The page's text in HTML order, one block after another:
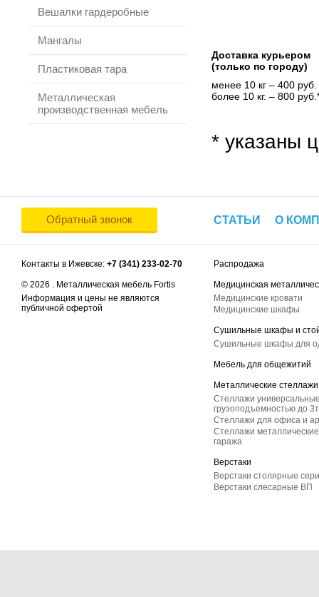
Вешалки гардеробные
Мангалы
Пластиковая тара
Металлическая
производственная мебель
Доставка курьером
(только по городу)
менее 10 кг – 400 руб.
более 10 кг. – 800
* указаны
Обратный звонок СТАТЬИ О
Контакты в Ижевске: +7 (341) 233-02-70
© 2026 . Металлическая мебель Fortis
Информация и цены не являются
публичной офертой
Распродажа
Медицинская
Медицинские кровати
Медицинские шкафы
Сушильные шкафы и
Сушильные шкафы для
Мебель для общежитий
Металлические стеллажи
Стеллажи
грузоподъемностью до
Стеллажи для офиса и
Стеллажи
гаража
Верстаки
Верстаки столярные
Верстаки слесарные ВП